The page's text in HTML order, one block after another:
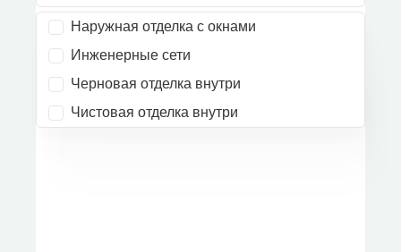
Наружная отделка с окнами
Инженерные сети
Черновая отделка внутри
Чистовая отделка внутри